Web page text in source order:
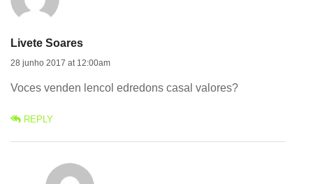
Livete Soares
28 junho 2017 at 12:00am
Voces venden lencol edredons casal valores?
REPLY